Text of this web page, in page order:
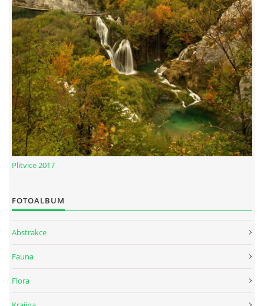
Plitvice 2017
FOTOALBUM
Abstrakce
Fauna
Flora